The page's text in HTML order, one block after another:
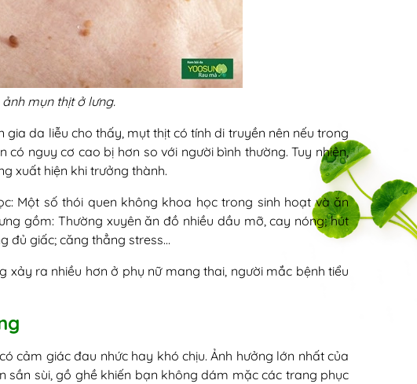
ảnh mụn thịt ở lưng.
gia da liễu cho thấy, mụt thịt có tính di truyền nên nếu trong
nguy cơ cao bị hơn so với người bình thường. Tuy nhiên,
xuất hiện khi trưởng thành.
Một số thói quen không khoa học trong sinh hoạt và ăn
gồm: Thường xuyên ăn đồ nhiều dầu mỡ, cay nóng; hút
đủ giấc; căng thẳng stress…
xảy ra nhiều hơn ở phụ nữ mang thai, người mắc bệnh tiểu
cảm giác đau nhức hay khó chịu. Ảnh hưởng lớn nhất của
sần sùi, gồ ghề khiến bạn không dám mặc các trang phục